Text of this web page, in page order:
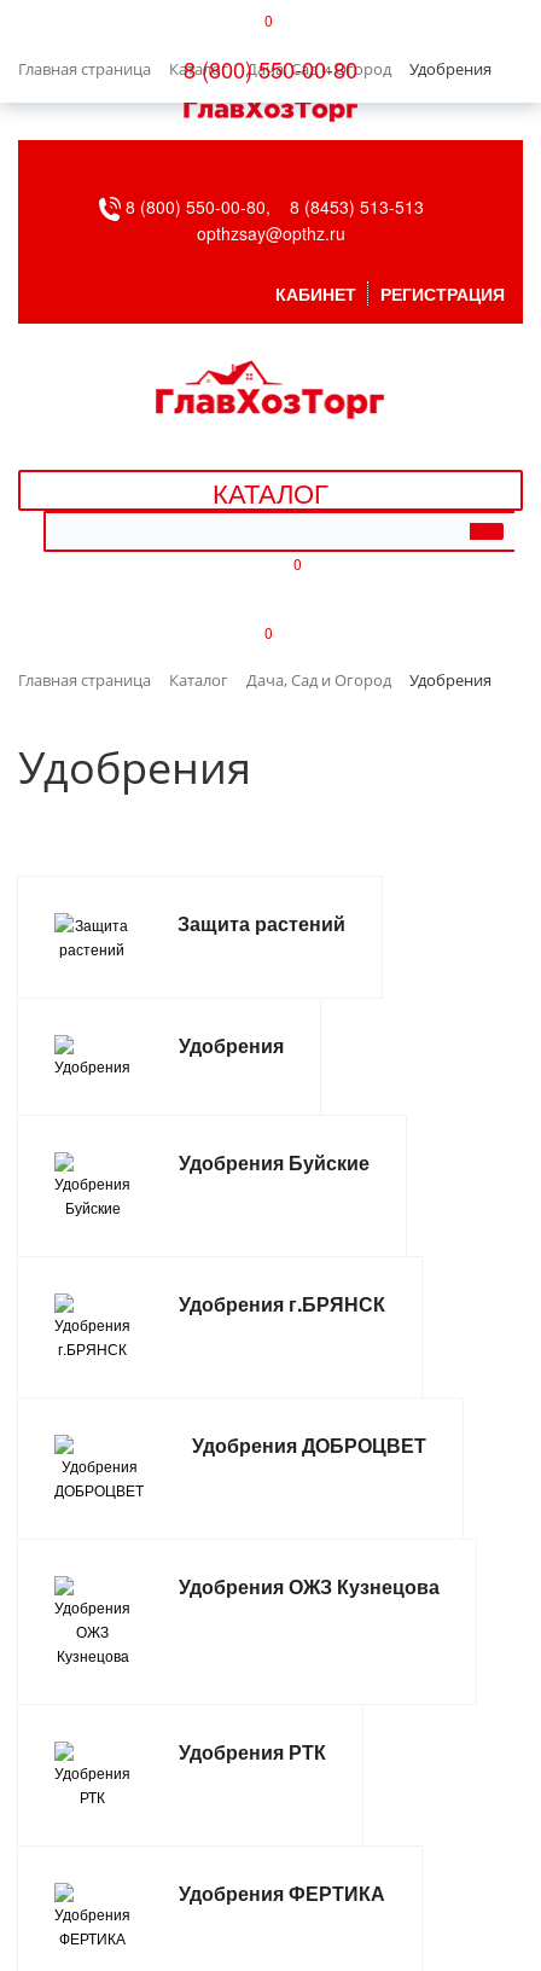
0
8 (800) 550-00-80
Главная страница Каталог Дача, Сад и Огород Удобрения
БЫТОВАЯ ТЕХНИКА
ВЕНТИЛЯЦИЯ
ДАЧА, САД И ОГОРОД
ДЕТСКИЕ ТОВАРЫ
ИНТЕРЬЕР
КАНЦТОВАРЫ
ЛАКОКРАСОЧНЫЕ МАТЕРИАЛЫ
ПОСУДА
СВАРОЧНОЕ ОБОРУДОВАНИЕ И МАТЕРИАЛЫ
СНЕГОУБОРОЧНЫЙ ИНВЕНТАРЬ
СТРЕМЯНКИ,ЛЕСТНИЦЫ
ТОВАРЫ ДЛЯ АВТО
ТОВАРЫ ДЛЯ ЖИВОТНЫХ
ТОВАРЫ ДЛЯ ОТДЫХА И ТУРИЗМА
ЭЛЕКТРОМОНТАЖНЫЕ ТОВАРЫ, СВЕТОТЕХНИКА
8 (800) 550-00-80,
8 (8453) 513-513
opthzsay@opthz.ru
КАБИНЕТ РЕГИСТРАЦИЯ
КАТАЛОГ
0
0
Главная страница Каталог Дача, Сад и Огород Удобрения
Удобрения
Защита растений
Удобрения
Удобрения Буйские
Удобрения г.БРЯНСК
Удобрения ДОБРОЦВЕТ
Удобрения ОЖЗ Кузнецова
Удобрения РТК
Удобрения ФЕРТИКА